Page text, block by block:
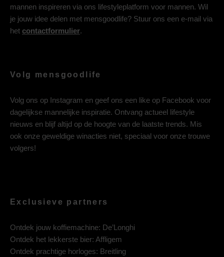
mannen inspireren via ons lifestyleplatform voor mannen. Wil
je jouw idee delen met mensgoodlife? Stuur ons een e-mail via
het contactformulier.
Volg mensgoodlife
Volg ons op Instagram en geef ons een like op Facebook voor
dagelijkse mannelijke inspiratie. Ontvang actueel lifestyle
nieuws en blijf altijd op de hoogte van de laatste trends. Mis
ook onze geweldige winacties niet, speciaal voor onze trouwe
volgers!
Exclusieve partners
Ontdek jouw koffiemachine: De’Longhi
Ontdek het lekkerste bier: Affligem
Ontdek prachtige horloges: Breitling